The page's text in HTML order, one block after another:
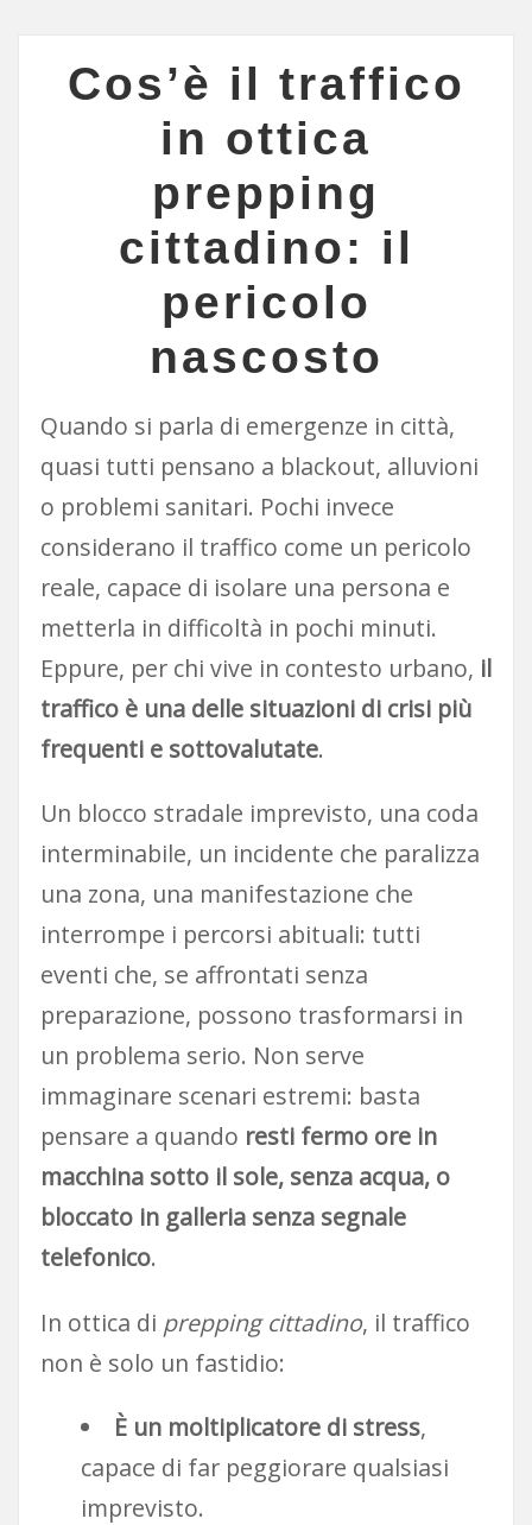
Cos’è il traffico
in ottica
prepping
cittadino: il
pericolo
nascosto
Quando si parla di emergenze in città,
quasi tutti pensano a blackout, alluvioni
o problemi sanitari. Pochi invece
considerano il traffico come un pericolo
reale, capace di isolare una persona e
metterla in difficoltà in pochi minuti.
Eppure, per chi vive in contesto urbano, il
traffico è una delle situazioni di crisi più
frequenti e sottovalutate.
Un blocco stradale imprevisto, una coda
interminabile, un incidente che paralizza
una zona, una manifestazione che
interrompe i percorsi abituali: tutti
eventi che, se affrontati senza
preparazione, possono trasformarsi in
un problema serio. Non serve
immaginare scenari estremi: basta
pensare a quando resti fermo ore in
macchina sotto il sole, senza acqua, o
bloccato in galleria senza segnale
telefonico.
In ottica di prepping cittadino, il traffico
non è solo un fastidio:
È un moltiplicatore di stress,
capace di far peggiorare qualsiasi
imprevisto.